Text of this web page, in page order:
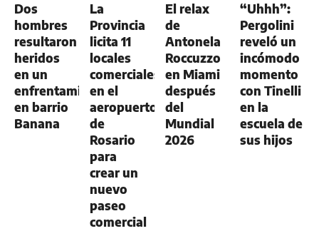
Dos
hombres
resultaron
heridos
en un
enfrentamiento
en barrio
Banana
La
Provincia
licita 11
locales
comerciales
en el
aeropuerto
de
Rosario
para
crear un
nuevo
paseo
comercial
El relax
de
Antonela
Roccuzzo
en Miami
después
del
Mundial
2026
“Uhhh”:
Pergolini
reveló un
incómodo
momento
con Tinelli
en la
escuela de
sus hijos